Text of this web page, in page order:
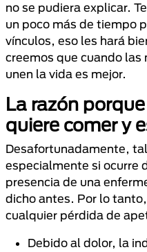
no se pudiera explicar.
un poco más de tiempo
vínculos, eso les hará
creemos que cuando las
unen la vida es mejor.
La razón
quiere comer y
Desafortunadamente,
especialmente si ocurre
presencia de una
dicho antes. Por lo
cualquier pérdida de
Debido al dolor, la